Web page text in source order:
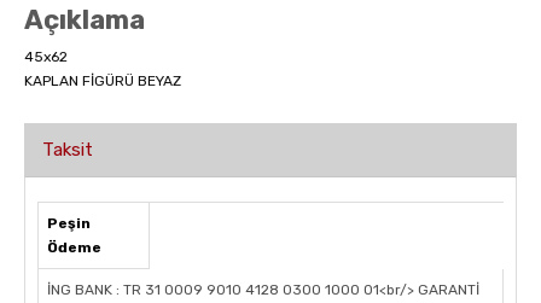
Açıklama
45x62
KAPLAN FİGÜRÜ BEYAZ
Taksit
Peşin
Ödeme
İNG BANK : TR 31 0009 9010 4128 0300 1000 01<br/> GARANTİ